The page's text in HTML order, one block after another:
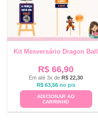
Kit Mesversário Dragon Ball
R$ 66,90
Em até 3x de R$ 22,30
R$63,56 no pix
ADICIONAR AO
CARRINHO